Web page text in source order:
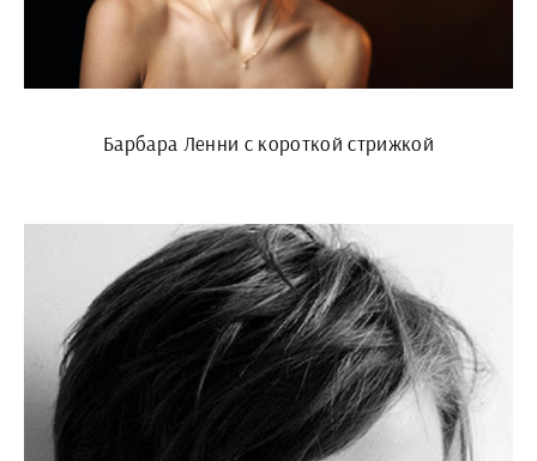
Барбара Ленни с короткой стрижкой